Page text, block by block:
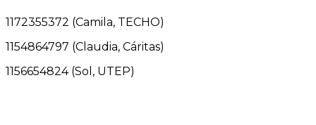
1172355372 (Camila, TECHO)
1154864797 (Claudia, Cáritas)
1156654824 (Sol, UTEP)